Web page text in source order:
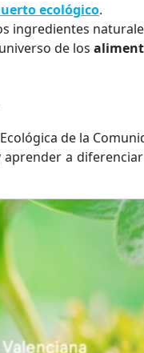
ecológico.
ingredientes
de los
de la
aprender a